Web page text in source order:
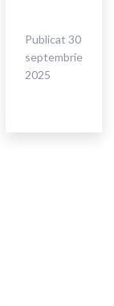
Publicat 30
septembrie
2025